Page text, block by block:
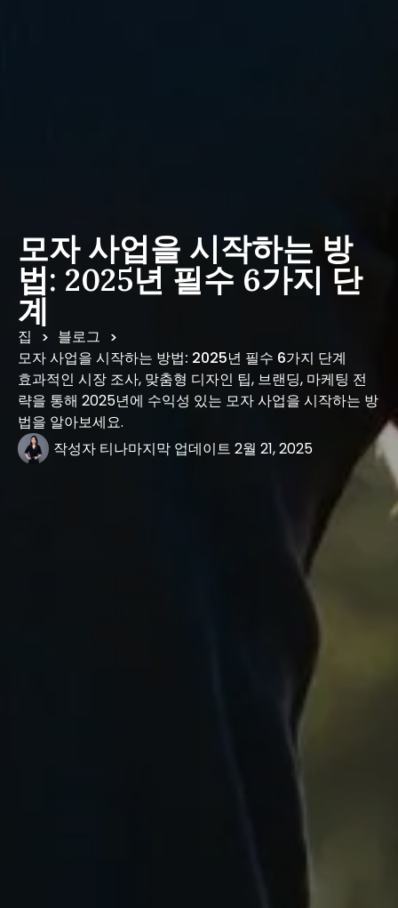
모자 사업을 시작하는 방
법: 2025년 필수 6가지 단
계
집 > 블로그 >
모자 사업을 시작하는 방법: 2025년 필수 6가지 단계
효과적인 시장 조사, 맞춤형 디자인 팁, 브랜딩, 마케팅 전
략을 통해 2025년에 수익성 있는 모자 사업을 시작하는 방
법을 알아보세요.
작성자 티나마지막 업데이트 2월 21, 2025